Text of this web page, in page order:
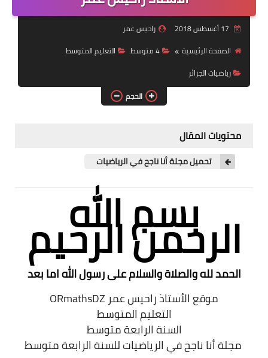
السنة 2 إبتدائي
السنة 3 إبتدائي
السنة 5 إبتدائي
السنة 1 متوسط
شهادة التعليم المتوسط BEM
التعليم الثانوي
السنة 1 آداب
السنة 1 علمي
راحيس عمر
الصفحة الرئيسية
4 متوسط
التعليم المتوسط
رياضيات الجزائر
الحجم
محتويات المقال
تحميل مجلة أنا ناجح في الرياضيات
بسم الله
الرحمن الرحيم
الحمد لله والصلاة والسلام على رسول الله اما بعد
موقع الأستاذ راحيس عمر ORmathsDZ
التعليم المتوسط
السنة الرابعة متوسط
مجلة أنا ناجح في الرياضيات للسنة الرابعة متوسط